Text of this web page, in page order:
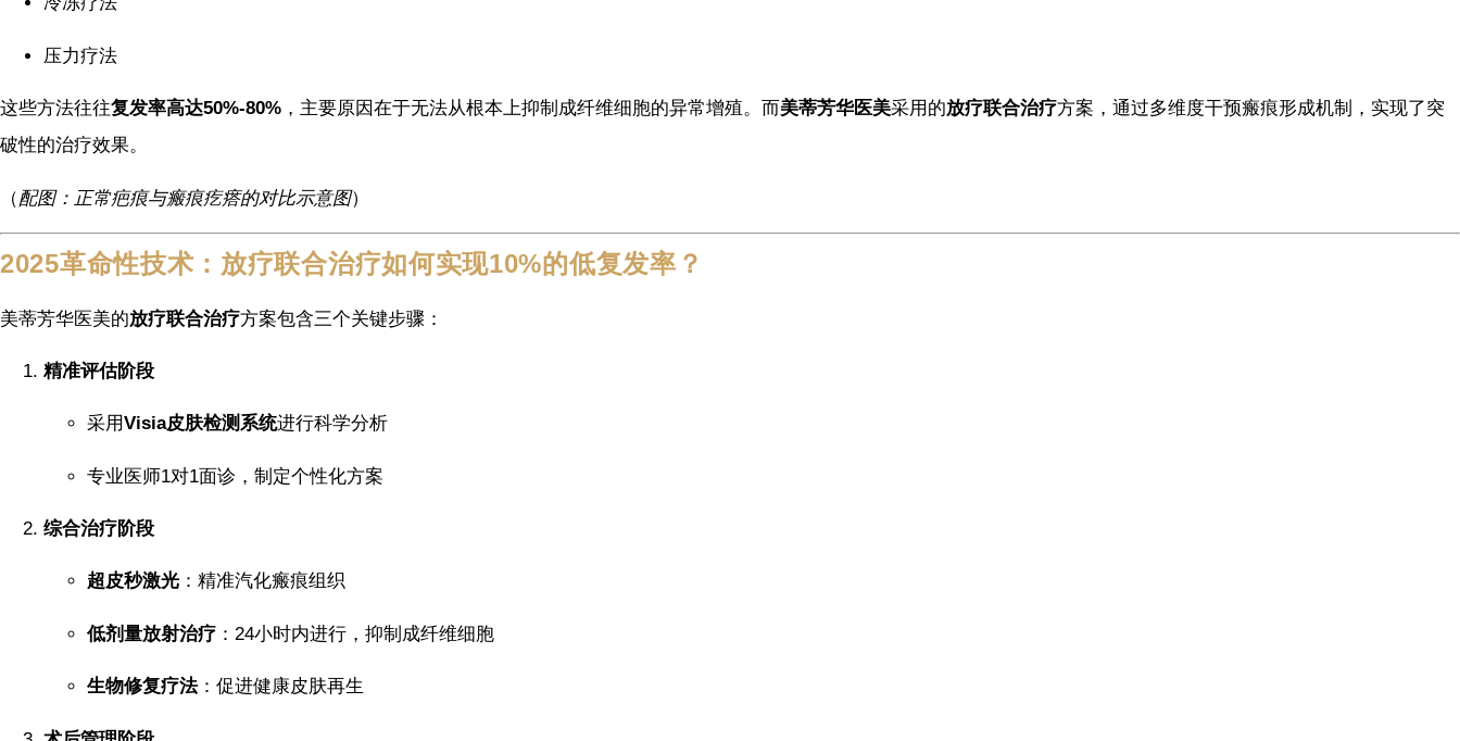
压力疗法
这些方法往往复发率高达50%-80% ，主要原因在于无法从根本上抑制成纤维细胞的异常增殖。而美蒂芳华医美采用的放疗联合治疗方案，通过多维度干预瘢痕形成机制，实现了突
破性的治疗效果。
（配图：正常疤痕与瘢痕疙瘩的对比示意图）
2025革命性技术：放疗联合治疗如何实现10%的低复发率？
美蒂芳华医美的放疗联合治疗方案包含三个关键步骤：
精准评估阶段
采用Visia皮肤检测系统进行科学分析
专业医师1对1面诊，制定个性化方案
综合治疗阶段
超皮秒激光 ：精准汽化瘢痕组织
低剂量放射治疗 ：24小时内进行，抑制成纤维细胞
生物修复疗法：促进健康皮肤再生